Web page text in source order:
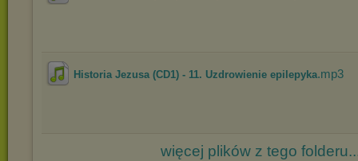
Historia Jezusa (CD1) - 11. Uzdrowienie epilepyka.mp3
więcej plików z tego